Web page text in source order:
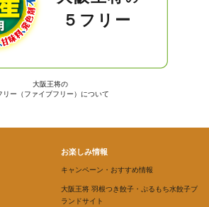
５フリー
大阪王将の
リー（ファイブフリー）について
お楽しみ情報
キャンペーン・おすすめ情報
大阪王将 羽根つき餃子・ぷるもち水餃子ブ
ランドサイト